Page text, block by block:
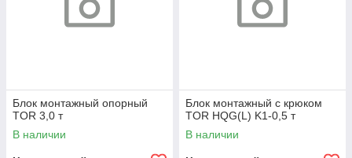
Блок монтажный опорный
TOR 3,0 т
В наличии
Блок монтажный с крюком
TOR HQG(L) K1-0,5 т
В наличии